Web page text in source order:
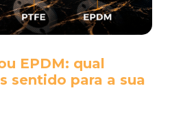
EPDM: qual
sentido para a sua